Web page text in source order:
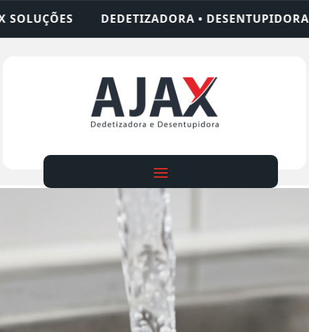
• DESENTUPIDORA • LIMPEZA DE FOSSA •